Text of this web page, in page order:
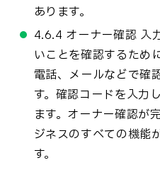
あります。
4.6.4 オーナー確認 入
いことを確認するため
電話、メールなどで確
す。確認コードを入力
ます。オーナー確認が
ジネスのすべての機能
す。